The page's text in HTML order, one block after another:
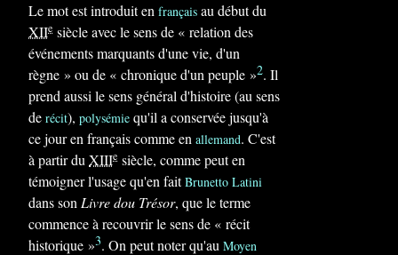
Le mot est introduit en français au début du
XIIe siècle avec le sens de « relation des
événements marquants d'une vie, d'un
règne » ou de « chronique d'un peuple »2. Il
prend aussi le sens général d'histoire (au sens
de récit), polysémie qu'il a conservée jusqu'à
ce jour en français comme en allemand. C'est
à partir du XIIIe siècle, comme peut en
témoigner l'usage qu'en faitBrunetto Latini
dans son Livre dou Trésor, que le terme
commence à recouvrir le sens de « récit
historique »3. On peut noter qu'au Moyen